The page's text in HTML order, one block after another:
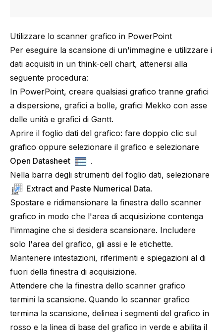
Utilizzare lo scanner grafico in PowerPoint
Per eseguire la scansione di un'immagine e utilizzare i
dati acquisiti in un think-cell chart, attenersi alla
seguente procedura:
In PowerPoint, creare qualsiasi grafico tranne grafici
a dispersione, grafici a bolle, grafici Mekko con asse
delle unità e grafici di Gantt.
Aprire il foglio dati del grafico: fare doppio clic sul
grafico oppure selezionare il grafico e selezionare
Open Datasheet
.
Nella barra degli strumenti del foglio dati, selezionare
Extract and Paste Numerical Data.
Spostare e ridimensionare la finestra dello scanner
grafico in modo che l'area di acquisizione contenga
l'immagine che si desidera scansionare. Includere
solo l'area del grafico, gli assi e le etichette.
Mantenere intestazioni, riferimenti e spiegazioni al di
fuori della finestra di acquisizione.
Attendere che la finestra dello scanner grafico
termini la scansione. Quando lo scanner grafico
termina la scansione, delinea i segmenti del grafico in
rosso e la linea di base del grafico in verde e abilita il